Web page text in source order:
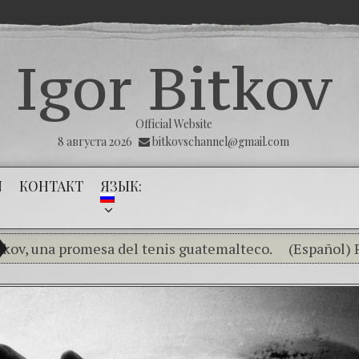
Igor Bitkov
Official Website
8 августа 2026
bitkovschannel@gmail.com
КОНТАКТ ЯЗЫК:
del tenis guatemalteco.
(Español) RUBIO,
La impunidad absoluta — II Parte — Mayra
(Español) Las Montañas Rusas – Capítulo V –